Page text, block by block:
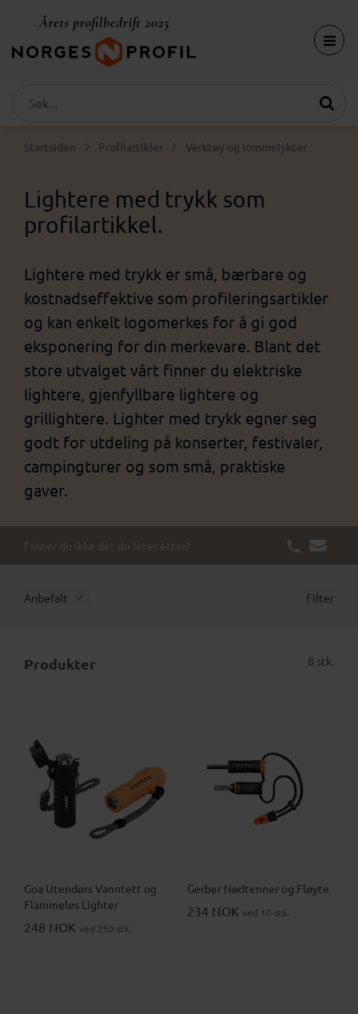
Startsiden Profilartikler Verktøy og lommelykter
Lightere med trykk som
profilartikkel.
Lightere med trykk er små, bærbare og
kostnadseffektive som profileringsartikler
og kan enkelt logomerkes for å gi god
eksponering for din merkevare. Blant det
store utvalget vårt finner du elektriske
lightere, gjenfyllbare lightere og
grillightere. Lighter med trykk egner seg
godt for utdeling på konserter, festivaler,
campingturer og som små, praktiske
gaver.
Finner du ikke det du leter etter?
Anbefalt Filter
Produkter 8 stk.
Goa Utendørs Vanntett og
Flammeløs Lighter
248 NOK ved 250 stk.
Gerber Nødtenner og Fløyte
234 NOK ved 10 stk.